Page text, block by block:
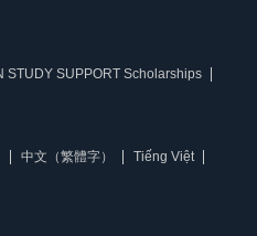
STUDY SUPPORT Scholarships
中文（繁體字）
Tiếng Việt